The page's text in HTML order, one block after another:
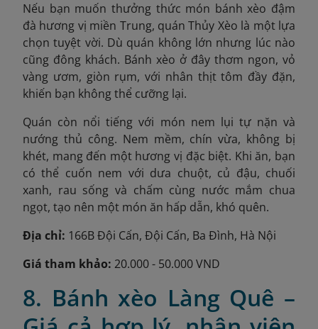
Nếu bạn muốn thưởng thức món bánh xèo đậm
đà hương vị miền Trung, quán Thủy Xèo là một lựa
chọn tuyệt vời. Dù quán không lớn nhưng lúc nào
cũng đông khách. Bánh xèo ở đây thơm ngon, vỏ
vàng ươm, giòn rụm, với nhân thịt tôm đầy đặn,
khiến bạn không thể cưỡng lại.
Quán còn nổi tiếng với món nem lụi tự nặn và
nướng thủ công. Nem mềm, chín vừa, không bị
khét, mang đến một hương vị đặc biệt. Khi ăn, bạn
có thể cuốn nem với dưa chuột, củ đậu, chuối
xanh, rau sống và chấm cùng nước mắm chua
ngọt, tạo nên một món ăn hấp dẫn, khó quên.
Địa chỉ: 166B Đội Cấn, Đội Cấn, Ba Đình, Hà Nội
Giá tham khảo: 20.000 - 50.000 VND
8. Bánh xèo Làng Quê –